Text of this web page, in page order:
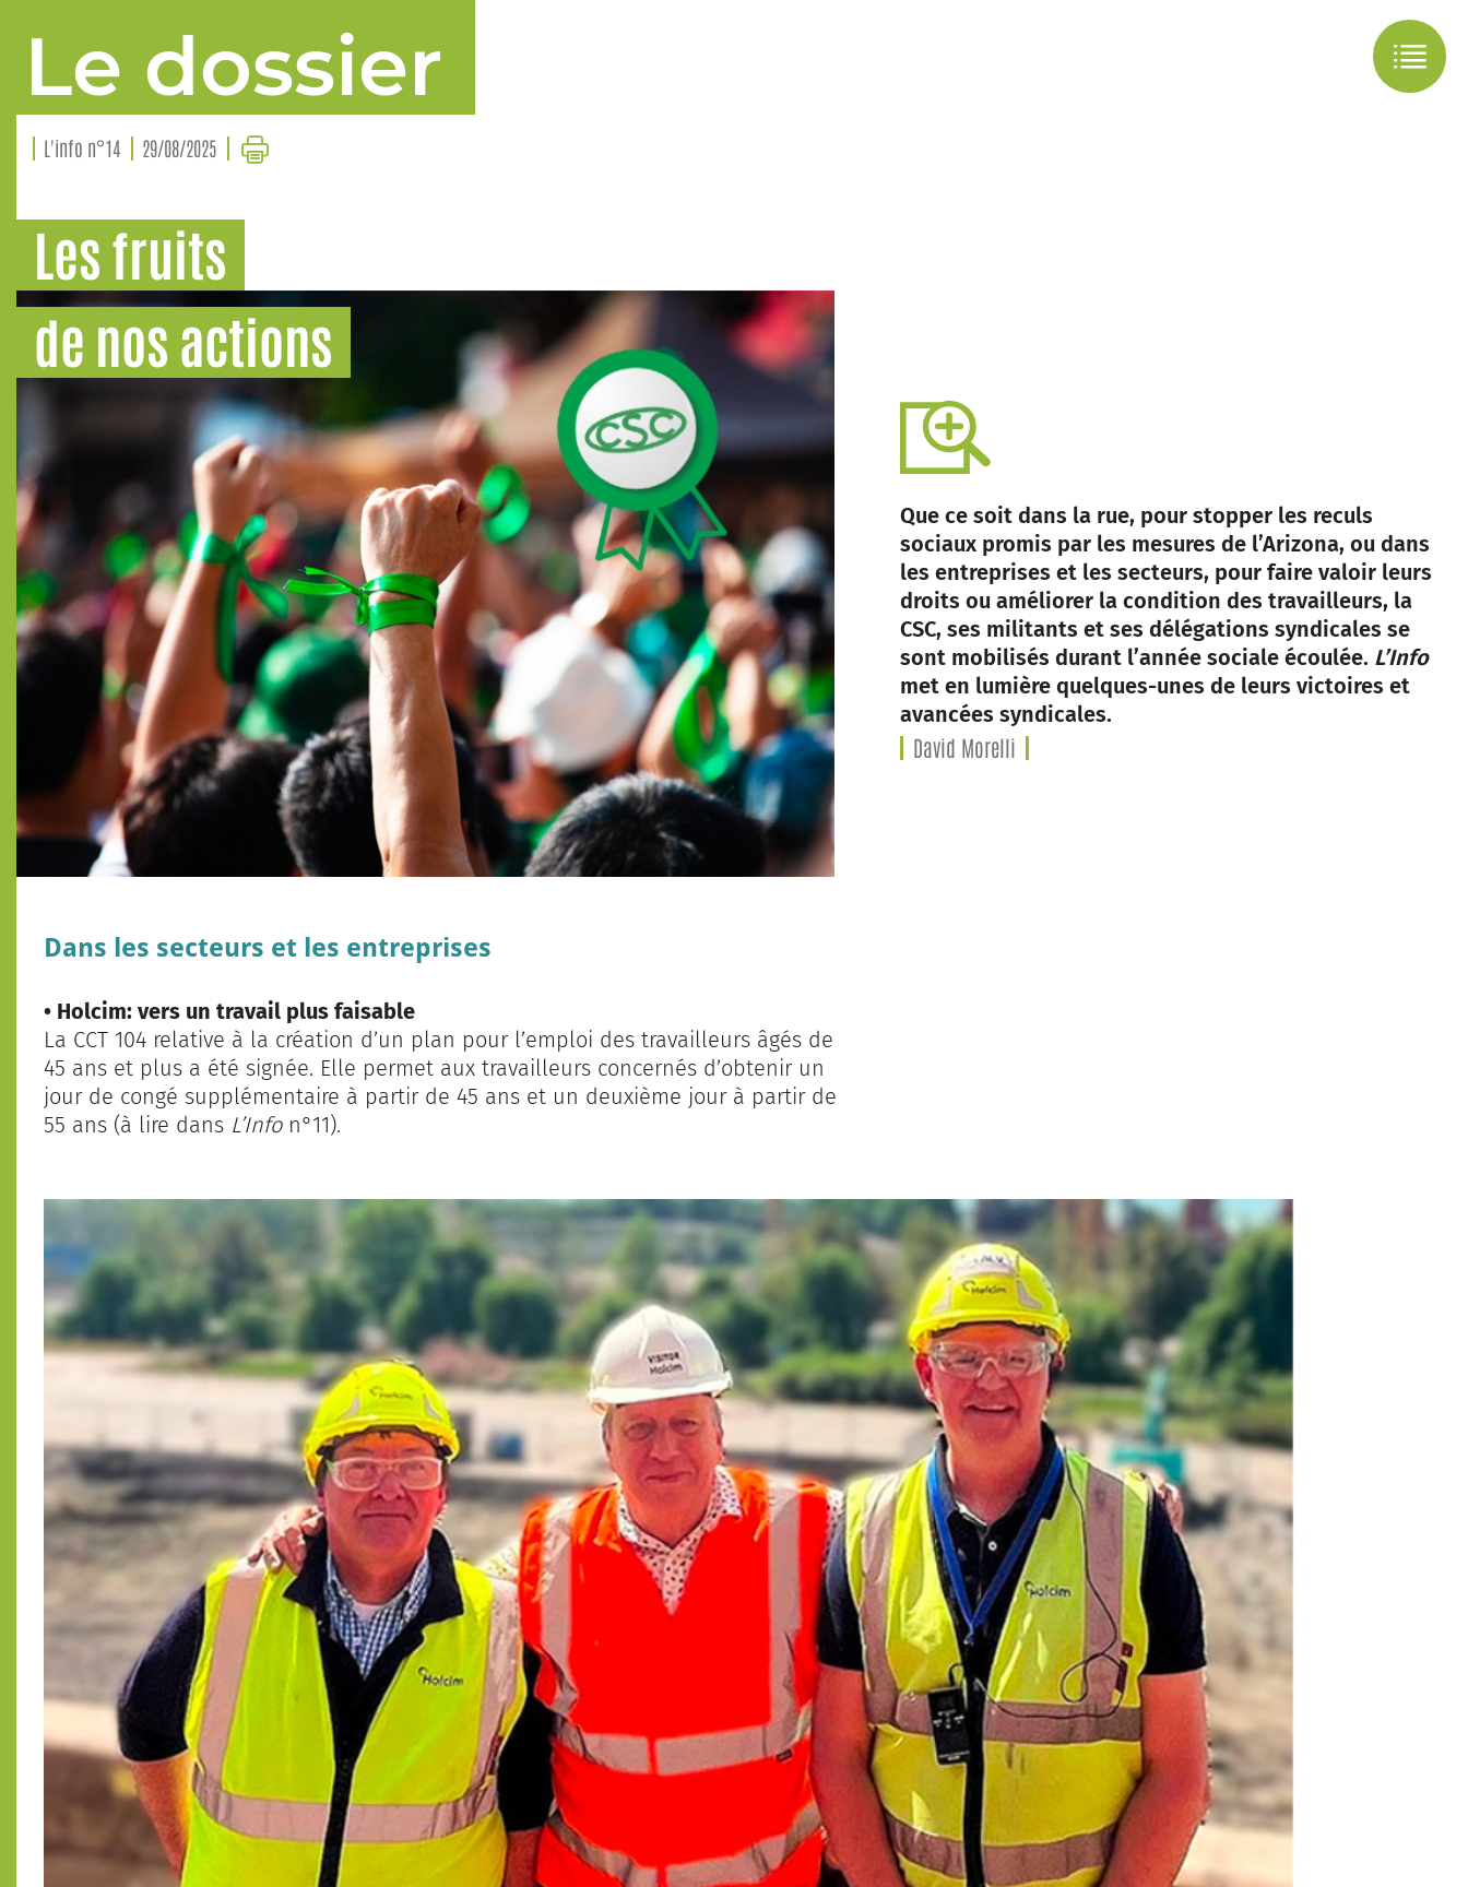
Le dossier
L'info n°14 29/08/2025
Les fruits
de nos actions
Que ce soit dans la rue, pour stopper les reculs
sociaux promis par les mesures de l’Arizona, ou dans
les entreprises et les secteurs, pour faire valoir leurs
droits ou améliorer la condition des travailleurs, la
CSC, ses militants et ses délégations syndicales se
sont mobilisés durant l’année sociale écoulée. L’Info
met en lumière quelques-unes de leurs victoires et
avancées syndicales.
David Morelli
Dans les secteurs et les entreprises
• Holcim: vers un travail plus faisable
La CCT 104 relative à la création d’un plan pour l’emploi des travailleurs âgés de
45 ans et plus a été signée. Elle permet aux travailleurs concernés d’obtenir un
jour de congé supplémentaire à partir de 45 ans et un deuxième jour à partir de
55 ans (à lire dans L’Infon°11).